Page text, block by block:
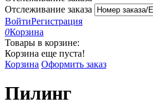
Отслеживание заказа
ВойтиРегистрация
0Корзина
Товары в корзине:
Корзина еще пуста!
Корзина Оформить заказ
Пилинг